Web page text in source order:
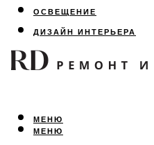
ОСВЕЩЕНИЕ
ДИЗАЙН ИНТЕРЬЕРА
ЛАНДШАФТНЫЙ ДИЗАЙН
ВСЕ ПРО РЕМОНТ
МЕНЮ
МЕНЮ